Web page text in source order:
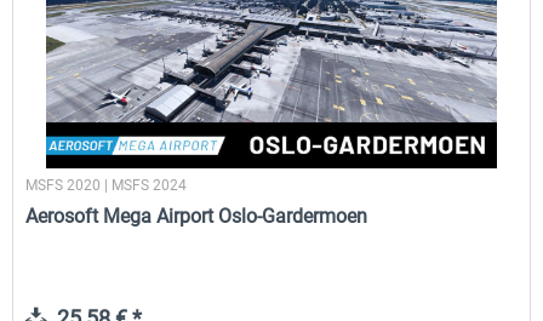
MSFS 2020 | MSFS 2024
Aerosoft Mega Airport Oslo-Gardermoen